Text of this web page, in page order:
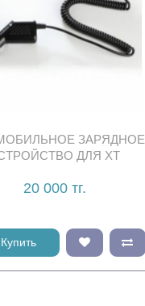
ЗАРЯДНОЕ
ДЛЯ XT
20 000 тг.
Купить